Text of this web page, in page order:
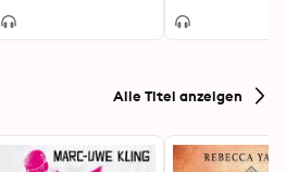
Alle Titel anzeigen